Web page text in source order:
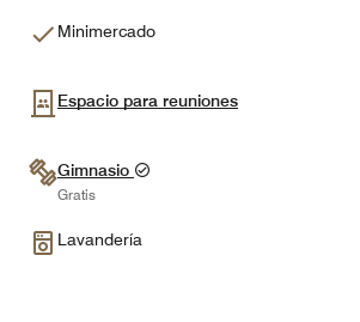
Minimercado
Espacio para reuniones
Gimnasio
Gratis
Lavandería